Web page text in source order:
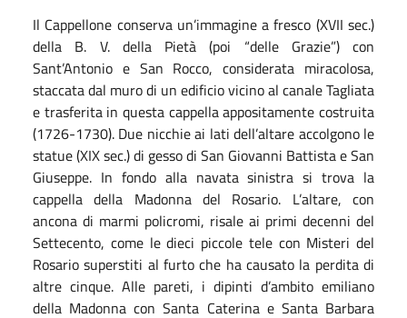
Il Cappellone conserva un’immagine a fresco (XVII sec.)
della B. V. della Pietà (poi “delle Grazie”) con
Sant’Antonio e San Rocco, considerata miracolosa,
staccata dal muro di un edificio vicino al canale Tagliata
e trasferita in questa cappella appositamente costruita
(1726-1730). Due nicchie ai lati dell’altare accolgono le
statue (XIX sec.) di gesso di San Giovanni Battista e San
Giuseppe. In fondo alla navata sinistra si trova la
cappella della Madonna del Rosario. L’altare, con
ancona di marmi policromi, risale ai primi decenni del
Settecento, come le dieci piccole tele con Misteri del
Rosario superstiti al furto che ha causato la perdita di
altre cinque. Alle pareti, i dipinti d’ambito emiliano
della Madonna con Santa Caterina e Santa Barbara